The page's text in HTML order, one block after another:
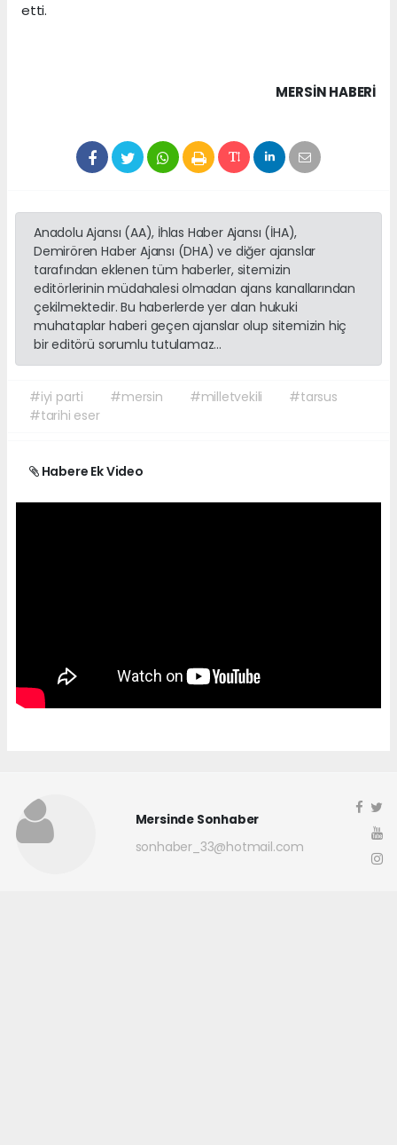
etti.
MERSIN HABERİ
Anadolu Ajansı (AA), İhlas Haber Ajansı (İHA),
Demirören Haber Ajansı (DHA) ve diğer ajanslar
tarafından eklenen tüm haberler, sitemizin
editörlerinin müdahalesi olmadan ajans kanallarından
çekilmektedir. Bu haberlerde yer alan hukuki
muhataplar haberi geçen ajanslar olup sitemizin hiç
bir editörü sorumlu tutulamaz...
#iyi parti #mersin #milletvekili
#tarsus
#tarihi eser
Habere Ek Video
Mersinde Sonhaber
sonhaber_33@hotmail.com